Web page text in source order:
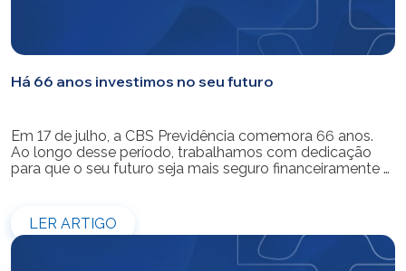
Há 66 anos investimos no seu futuro
Em 17 de julho, a CBS Previdência comemora 66 anos.
Ao longo desse período, trabalhamos com dedicação
para que o seu futuro seja mais seguro financeiramente e
eficiência e transparência os recursos dos nossos mais
de 39 mil participantes. Temos […]
LER ARTIGO